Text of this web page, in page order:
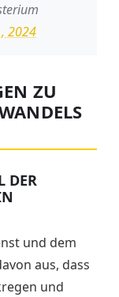
2024
ZU
DER
und dem
aus, dass
und